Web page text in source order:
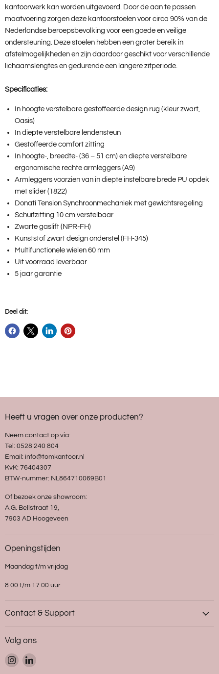
kantoorwerk kan worden uitgevoerd. Door de aan te passen
maatvoering zorgen deze kantoorstoelen voor circa 90% van de
Nederlandse beroepsbevolking voor een goede en veilige
ondersteuning. Deze stoelen hebben een groter bereik in
afstelmogelijkheden en zijn daardoor geschikt voor verschillende
lichaamslengtes en gedurende een langere zitperiode.
Specificaties:
In hoogte verstelbare gestoffeerde design rug (kleur zwart,
Oasis)
In diepte verstelbare lendensteun
Gestoffeerde comfort zitting
In hoogte-, breedte- (36 – 51 cm) en diepte verstelbare
ergonomische rechte armleggers (A9)
Armleggers voorzien van in diepte instelbare brede PU opdek
met slider (1822)
Donati Tension Synchroonmechaniek met gewichtsregeling
Schuifzitting 10 cm verstelbaar
Zwarte gaslift (NPR-FH)
Kunststof zwart design onderstel (FH-345)
Multifunctionele wielen 60 mm
Uit voorraad leverbaar
5 jaar garantie
Deel dit:
Heeft u vragen over onze producten?
Neem contact op via:
Tel: 0528 240 804
Email: info@tomkantoor.nl
KvK: 76404307
BTW-nummer: NL864710069B01
Of bezoek onze showroom:
A.G. Bellstraat 19,
7903 AD Hoogeveen
Openingstijden
Maandag t/m vrijdag
8.00 t/m 17.00 uur
Contact & Support
Volg ons
Vind
ons
Vind